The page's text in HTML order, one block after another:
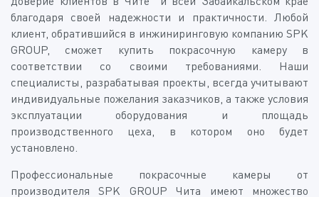
благодаря своей надежности и практичности. Любой
клиент, обратившийся в инжиниринговую компанию SPK
GROUP, сможет купить покрасочную камеру в
соответствии со своими требованиями. Наши
специалисты, разрабатывая проекты, всегда учитывают
индивидуальные пожелания заказчиков, а также условия
эксплуатации оборудования и площадь
производственного цеха, в котором оно будет
установлено.
Профессиональные покрасочные камеры от
производителя SPK GROUP Чита имеют множество